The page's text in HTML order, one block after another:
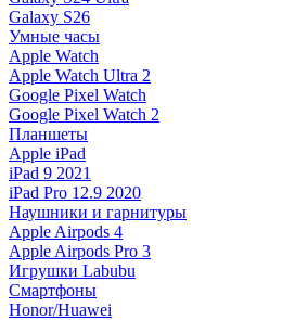
Galaxy S26
Умные часы
Apple Watch
Apple Watch Ultra 2
Google Pixel Watch
Google Pixel Watch 2
Планшеты
Apple iPad
iPad 9 2021
iPad Pro 12.9 2020
Наушники и гарнитуры
Apple Airpods 4
Apple Airpods Pro 3
Игрушки Labubu
Смартфоны
Honor/Huawei